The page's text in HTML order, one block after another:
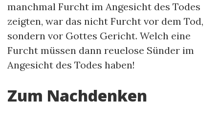
manchmal Furcht im Angesicht des Todes
zeigten, war das nicht Furcht vor dem Tod,
sondern vor Gottes Gericht. Welch eine
Furcht müssen dann reuelose Sünder im
Angesicht des Todes haben!
Zum Nachdenken